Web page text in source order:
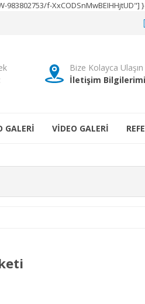
f-XxCODSnMwBEIHHjtUD"]
Bize Kolayca Ulaşın
İletişim
GALERİ VİDEO GALERİ